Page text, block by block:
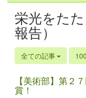
栄光をた
報告）
全ての記事
【美術部】第２
賞！